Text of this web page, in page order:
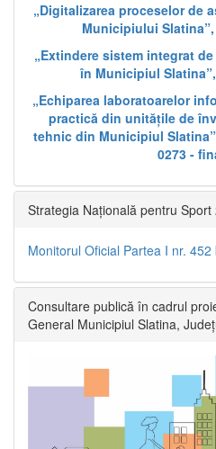
„Digitalizarea proceselor de
Municipiului Slatina”,
„Extindere sistem integrat
în Municipiul
„Echiparea laboratoarelor
practică din unitățile de
tehnic din Municipiul Slatina”
0273 -
Strategia Națională pentru Sport
Monitorul Oficial Partea I nr. 452
Consultare publică în cadrul
General Municipiul Slatina,